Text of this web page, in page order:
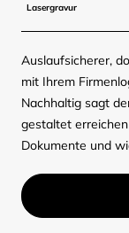
Lasergravur
Auslaufsicherer,
mit Ihrem
Nachhaltig sagt
gestaltet
Dokumente und